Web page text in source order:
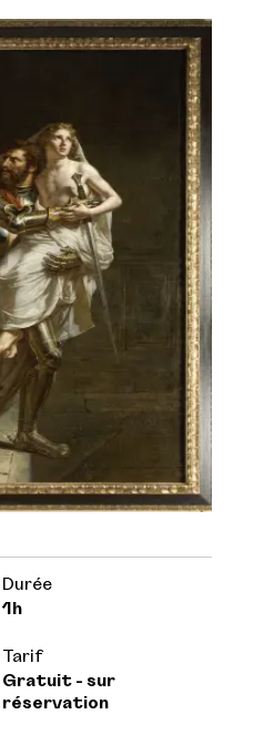
Durée
1h
Tarif
Gratuit - sur
réservation